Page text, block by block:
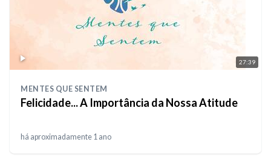
27:39
MENTES QUE SENTEM
Felicidade... A Importância da Nossa Atitude
há aproximadamente 1 ano